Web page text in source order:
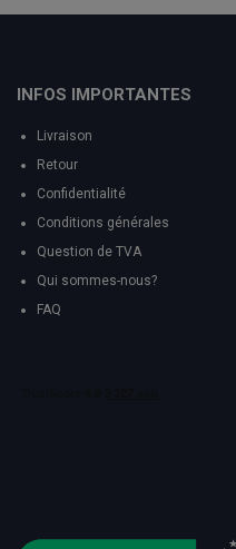
INFOS IMPORTANTES
Livraison
Retour
Confidentialité
Conditions générales
Question de TVA
Qui sommes-nous?
FAQ